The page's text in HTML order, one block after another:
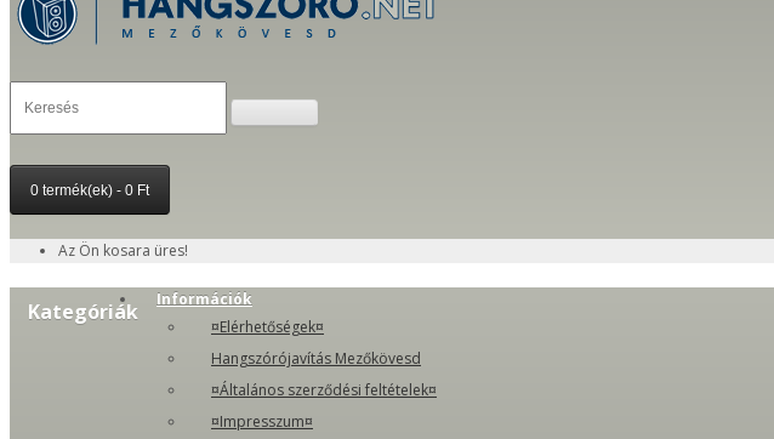
0 termék(ek) - 0 Ft
Az Ön kosara üres!
Kategóriák
Információk
¤Elérhetőségek¤
Hangszórójavítás Mezőkövesd
¤Általános szerződési feltételek¤
¤Impresszum¤